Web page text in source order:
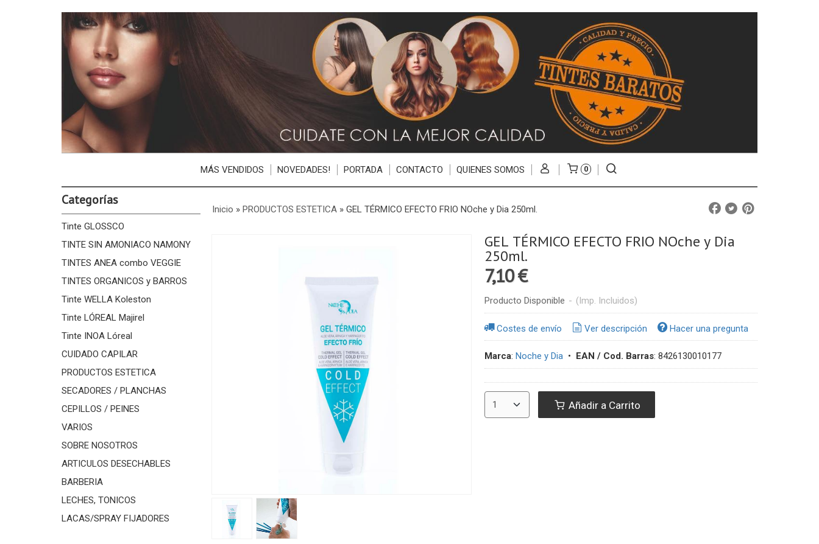
MÁS VENDIDOS NOVEDADES! PORTADA CONTACTO QUIENES SOMOS 0
Categorías
Tinte GLOSSCO
TINTE SIN AMONIACO NAMONY
TINTES ANEA combo VEGGIE
TINTES ORGANICOS y BARROS
Tinte WELLA Koleston
Tinte LÓREAL Majirel
Tinte INOA Lóreal
CUIDADO CAPILAR
PRODUCTOS ESTETICA
SECADORES / PLANCHAS
CEPILLOS / PEINES
VARIOS
SOBRE NOSOTROS
ARTICULOS DESECHABLES
BARBERIA
LECHES, TONICOS
LACAS/SPRAY FIJADORES
Inicio » PRODUCTOS ESTETICA» GEL TÉRMICO EFECTO FRIO NOche y Dia 250ml.
GEL TÉRMICO EFECTO FRIO NOche y Dia
250ml.
7,10 €
Producto Disponible - (Imp. Incluidos)
Costes de envío Ver descripción Hacer una pregunta
Marca: Noche y Dia• EAN / Cod. Barras: 8426130010177
Añadir a Carrito